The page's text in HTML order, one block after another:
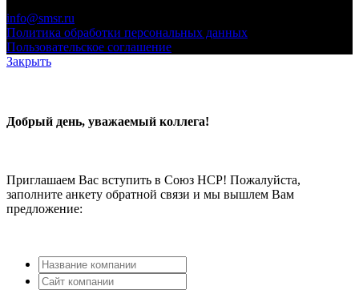
info@smsr.ru
Политика обработки персональных данных
Пользовательское соглашение
Закрыть
Добрый день, уважаемый коллега!
Приглашаем Вас вступить в Союз НСР! Пожалуйста,
заполните анкету обратной связи и мы вышлем Вам
предложение: